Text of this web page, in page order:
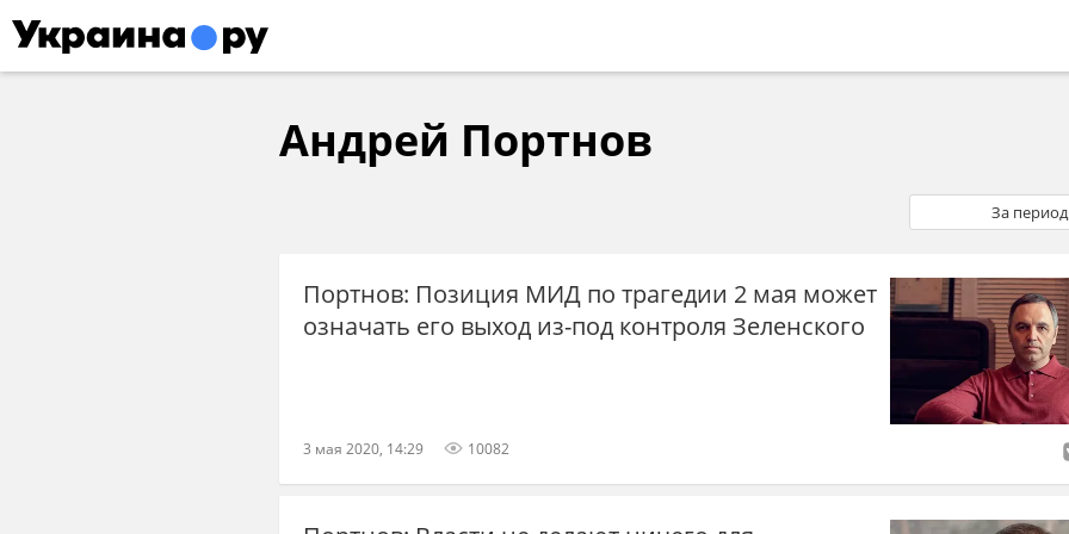
Андрей Портнов
За период
Портнов: Позиция МИД по трагедии 2 мая может
означать его выход из-под контроля Зеленского
3 мая 2020, 14:29 10082